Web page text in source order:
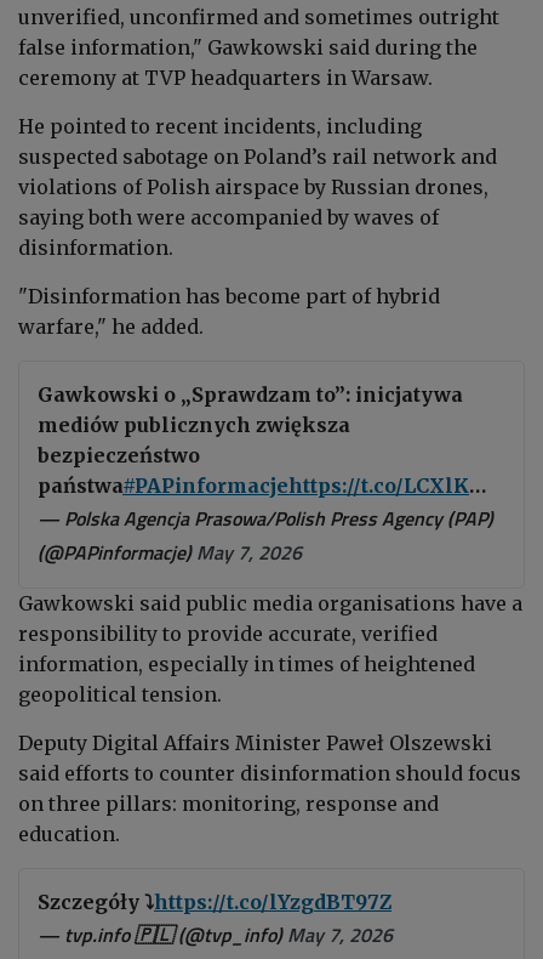
unverified, unconfirmed and sometimes outright
false information," Gawkowski said during the
ceremony at TVP headquarters in Warsaw.
He pointed to recent incidents, including
suspected sabotage on Poland’s rail network and
violations of Polish airspace by Russian drones,
saying both were accompanied by waves of
disinformation.
"Disinformation has become part of hybrid
warfare," he added.
Gawkowski o „Sprawdzam to”: inicjatywa
mediów publicznych zwiększa
bezpieczeństwo
państwa#PAPinformacjehttps://t.co/LCXlKmuZr7
— Polska Agencja Prasowa/Polish Press Agency (PAP)
(@PAPinformacje)May 7, 2026
Gawkowski said public media organisations have a
responsibility to provide accurate, verified
information, especially in times of heightened
geopolitical tension.
Deputy Digital Affairs Minister Paweł Olszewski
said efforts to counter disinformation should focus
on three pillars: monitoring, response and
education.
Szczegóły ⤵️https://t.co/lYzgdBT97Z
— tvp.info 🇵🇱 (@tvp_info)May 7, 2026